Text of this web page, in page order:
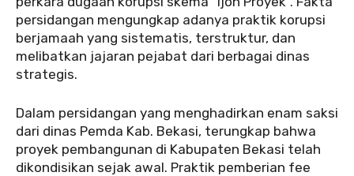
persidangan mengungkap adanya praktik korupsi
berjamaah yang sistematis, terstruktur, dan
melibatkan jajaran pejabat dari berbagai dinas
strategis.
‎‎Dalam persidangan yang menghadirkan enam saksi
dari dinas Pemda Kab. Bekasi, terungkap bahwa
proyek pembangunan di Kabupaten Bekasi telah
dikondisikan sejak awal. Praktik pemberian fee